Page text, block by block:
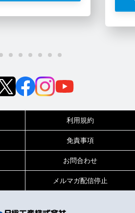
717-450
19:00（土日祝は18:00まで）
利用規約
免責事項
お問合わせ
メルマガ配信停止